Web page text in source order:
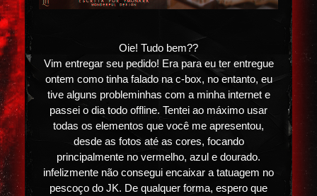
Oie! Tudo bem??
Vim entregar seu pedido! Era para eu ter entregue
ontem como tinha falado na c-box, no entanto, eu
tive alguns probleminhas com a minha internet e
passei o dia todo offline. Tentei ao máximo usar
todas os elementos que você me apresentou,
desde as fotos até as cores, focando
principalmente no vermelho, azul e dourado.
infelizmente não consegui encaixar a tatuagem no
pescoço do JK. De qualquer forma, espero que